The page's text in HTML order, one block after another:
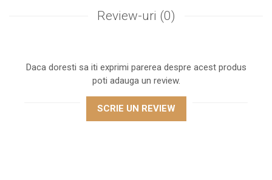
Review-uri (0)
Daca doresti sa iti exprimi parerea despre acest produs
poti adauga un review.
SCRIE UN REVIEW